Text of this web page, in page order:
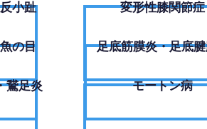
小趾
の目
鵞足炎
変形性膝関節症
足底筋膜炎・足底
モートン病